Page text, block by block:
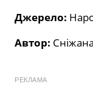
Джерело:
Автор:
РЕКЛАМА